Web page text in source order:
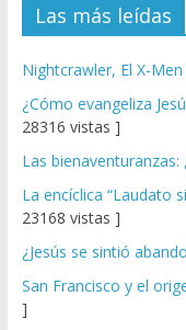
Las más leídas
Nightcrawler, El X-
¿Cómo evangeliza
28316 vistas ]
Las
La encíclica “Laudato
23168 vistas ]
¿Jesús se sintió
San Francisco y el
]